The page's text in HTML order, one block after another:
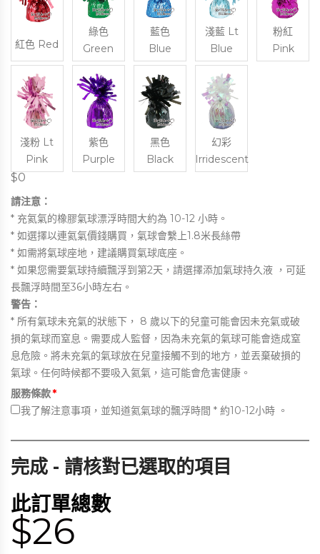
紅色 Red
綠色
Green
藍色
Blue
淺藍 Lt
Blue
粉紅
Pink
淺粉 Lt
Pink
紫色
Purple
黑色
Black
幻彩
Irridescent
$0
請注意：
* 充氦氣的橡膠氣球漂浮時間大約為 10-12 小時。
* 如選擇以連氦氣價錢購買，氣球會繫上1.8米長絲帶
* 如需將氣球座地，建議購買氣球底座。
* 如果您需要氣球持續飄浮到第2天，請選擇添加氣球持久液 ，可延
長飄浮時間至36小時左右。
警告：
* 所有氣球未充氣的狀態下， 8 歲以下的兒童可能會因未充氣或破
損的氣球而窒息。需要成人監督，因為未充氣的氣球可能會造成窒
息危險。將未充氣的氣球放在兒童接觸不到的地方，並丟棄破損的
氣球。任何時候都不要吸入氦氣，這可能會危害健康。
服務條款*
我了解注意事項，並知道氦氣球的飄浮時間 * 約10-12小時 。
完成 - 請核對已選取的項目
此訂單總數
$26